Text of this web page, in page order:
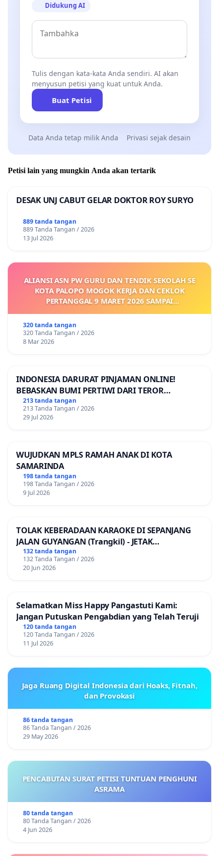
Didukung AI
Tulis dengan kata-kata Anda sendiri. AI akan
menyusun petisi yang kuat untuk Anda.
Buat Petisi
Data Anda tetap milik Anda Privasi sejak desain
Petisi lain yang mungkin Anda akan tertarik
DESAK UNJ CABUT GELAR DOKTOR ROY SURYO
889 tanda tangan
889 Tanda Tangan / 2026
13 Jul 2026
ALIANSI ASN PW GURU DAN TENDIK SEKOLAH SE
KOTA PALOPO MOGOK KERJA DAN CEKLOK
PERTANGGAL 9 MARET 2026 SAMPAI
KEJELASAN SUMBER GAJI POKOK
320 tanda tangan
320 Tanda Tangan / 2026
8 Mar 2026
INDONESIA DARURAT PINJAMAN ONLINE!
BEBASKAN BUMI PERTIWI DARI TEROR
PINJAMAN ONLINE! TUTUP PINJOL!
213 tanda tangan
213 Tanda Tangan / 2026
29 Jul 2026
WUJUDKAN MPLS RAMAH ANAK DI KOTA
SAMARINDA
198 tanda tangan
198 Tanda Tangan / 2026
9 Jul 2026
TOLAK KEBERADAAN KARAOKE DI SEPANJANG
JALAN GUYANGAN (Trangkil) - JETAK
(Wedarijaksa) Kab. PATI
132 tanda tangan
132 Tanda Tangan / 2026
20 Jun 2026
Selamatkan Miss Happy Pangastuti Kami:
Jangan Putuskan Pengabdian yang Telah Teruji
120 tanda tangan
120 Tanda Tangan / 2026
11 Jul 2026
Jaga Ruang Digital Indonesia dari Hoaks, Fitnah,
dan Provokasi
86 tanda tangan
86 Tanda Tangan / 2026
29 May 2026
PENCABUTAN SURAT PETISI TUNTUAN PENGHUNI
ASRAMA
80 tanda tangan
80 Tanda Tangan / 2026
4 Jun 2026